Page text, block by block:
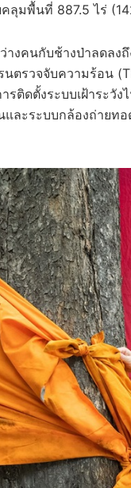
มพื้นที่ 887.5 ไร่
างคนกับช้างป่าลดล
ตรวจจับความร้อน
รติดตั้งระบบเฝ้าระ
ละระบบกล้องถ่าย